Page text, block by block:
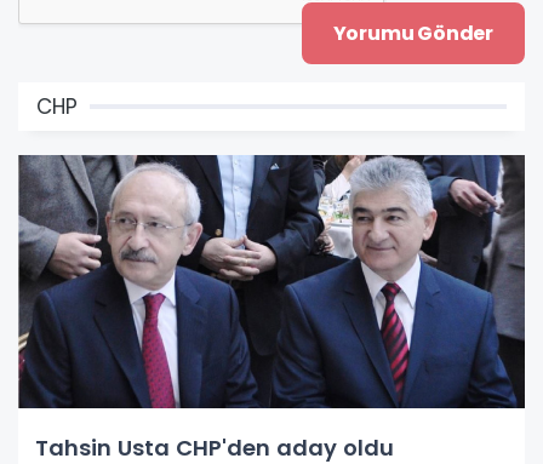
CHP
Tahsin Usta CHP'den aday oldu